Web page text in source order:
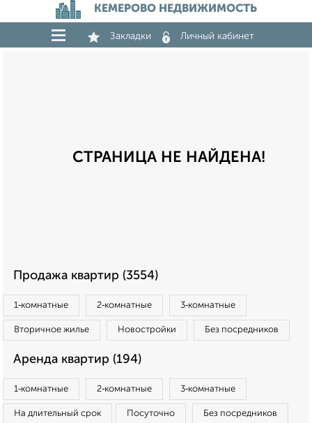
КЕМЕРОВО НЕДВИЖИМОСТЬ
Закладки Личный кабинет
СТРАНИЦА НЕ НАЙДЕНА!
Продажа квартир (3554)
1‑комнатные 2‑комнатные 3‑комнатные
Вторичное жилье Новостройки Без посредников
Аренда квартир (194)
1‑комнатные 2‑комнатные 3‑комнатные
На длительный срок Посуточно Без посредников